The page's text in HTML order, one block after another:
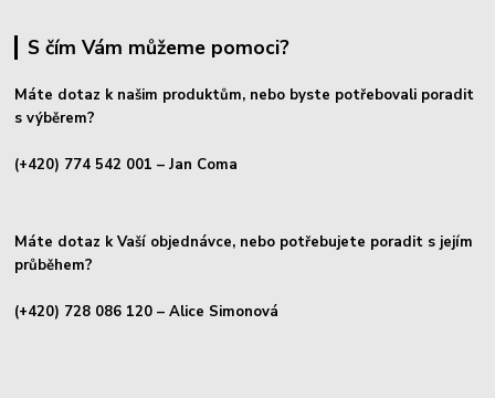
S čím Vám můžeme pomoci?
Máte dotaz k našim produktům, nebo byste potřebovali poradit
s výběrem?
(+420) 774 542 001 – Jan Coma
Máte dotaz k Vaší objednávce, nebo potřebujete poradit s jejím
průběhem?
(+420) 728 086 120 – Alice Simonová